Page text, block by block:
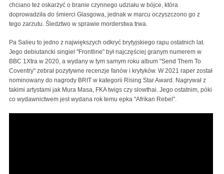
chciano też oskarżyć o branie czynnego udziału w bójce, która
doprowadziła do śmierci Glasgowa, jednak w marcu oczyszczono go z
tego zarzutu. Śledztwo w sprawie morderstwa trwa.
Pa Salieu to jedno z największych odkryć brytyjskiego rapu ostatnich lat.
Jego debiutancki singiel "Frontline" był najczęściej granym numerem w
BBC 1Xtra w 2020, a wydany w tym samym roku album "Send Them To
Coventry" zebrał pozytywne recenzje fanów i krytyków. W 2021 raper został
nominowany do nagrody BRIT w kategorii Rising Star Award. Nagrywał z
takimi artystami jak Mura Masa, FKA twigs czy slowthai. Jego ostatnim, póki
co wydawnictwem jest wydana rok temu epka "Afrikan Rebel".